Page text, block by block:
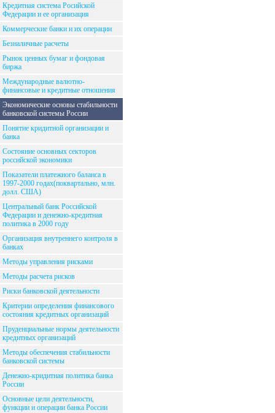
Кредитная система Росийской
Федерации и ее организация
Коммерческие банки и их операции
Безналичные расчеты
Рынок ценных бумаг и фондовая
биржа
Международные валютно-
финансовые и кредитные отношения
Экономические основы стабильности
банковской системы России
Понятие кридитной организации и
банка
Состояние основных секторов
российской экономики
Показатели платежного баланса в
1997-2000 годах(поквартально, млн.
долл. США)
Центральный банк Российской
Федерации и денежно-кредитная
политика в 2000 году
Организация внутреннего контроля в
банках
Методы управления рисками
Методы расчета рисков
Риски банковской деятельности
Критерии определения финансового
состояния кредитных организаций
Пруденциальные нормы деятельности
кредитных организаций
Методы обеспечения стабильности
банковской системы
Денежно-кридитная политика банка
России
Основные цели деятельности,
функции и операции банка России